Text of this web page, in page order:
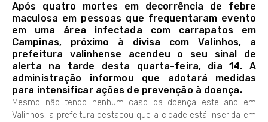
Após quatro mortes em decorrência de febre
maculosa em pessoas que frequentaram evento
em uma área infectada com carrapatos em
Campinas, próximo à divisa com Valinhos, a
prefeitura valinhense acendeu o seu sinal de
alerta na tarde desta quarta-feira, dia 14. A
administração informou que adotará medidas
para intensificar ações de prevenção à doença.
Mesmo não tendo nenhum caso da doença este ano em
Valinhos, a prefeitura destacou que a cidade está inserida em